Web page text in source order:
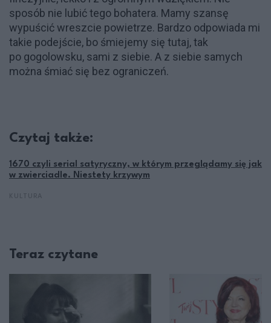
sposób nie lubić tego bohatera. Mamy szansę
wypuścić wreszcie powietrze. Bardzo odpowiada mi
takie podejście, bo śmiejemy się tutaj, tak
po gogolowsku, sami z siebie. A z siebie samych
można śmiać się bez ograniczeń.
Czytaj także:
1670 czyli serial satyryczny, w którym przeglądamy się jak
w zwierciadle. Niestety krzywym
Teraz czytane